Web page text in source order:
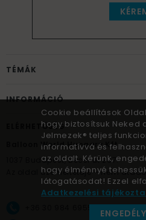
TÉMÁK
INFORMÁCIÓ
ELÉRHETŐSÉG
Balloon World Hungary Kft.
Budapest, Bécsi út 267.
Az oldal üzemeltetője – nem
+36 30 984 6955
Cookie beállítások
hogy biztosítsuk Neked
Jelmezek® teljes
informatívvá és
az oldalt. Kérünk,
hogy élménnyé
látogatásodat! Ezzel
Adatkezelési